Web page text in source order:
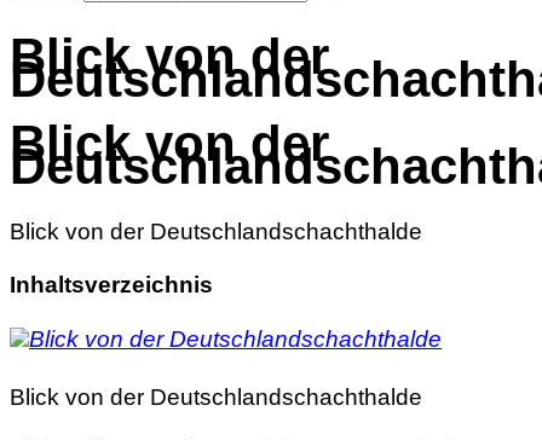
Blick von der
Blick von der
Blick von der Deutschlandschachthalde
Inhaltsverzeichnis
Blick von der Deutschlandschachthalde